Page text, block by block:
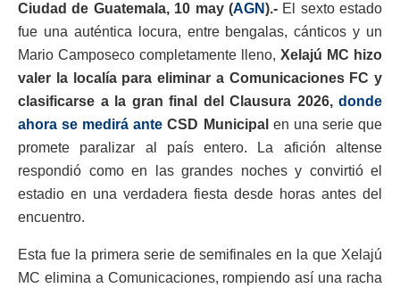
Ciudad de Guatemala, 10 may (AGN).- El sexto estado
fue una auténtica locura, entre bengalas, cánticos y un
Mario Camposeco completamente lleno, Xelajú MC hizo
valer la localía para eliminar a Comunicaciones FC y
clasificarse a la gran final del Clausura 2026, donde
ahora se medirá ante CSD Municipal en una serie que
promete paralizar al país entero. La afición altense
respondió como en las grandes noches y convirtió el
estadio en una verdadera fiesta desde horas antes del
encuentro.
Esta fue la primera serie de semifinales en la que Xelajú
MC elimina a Comunicaciones, rompiendo así una racha